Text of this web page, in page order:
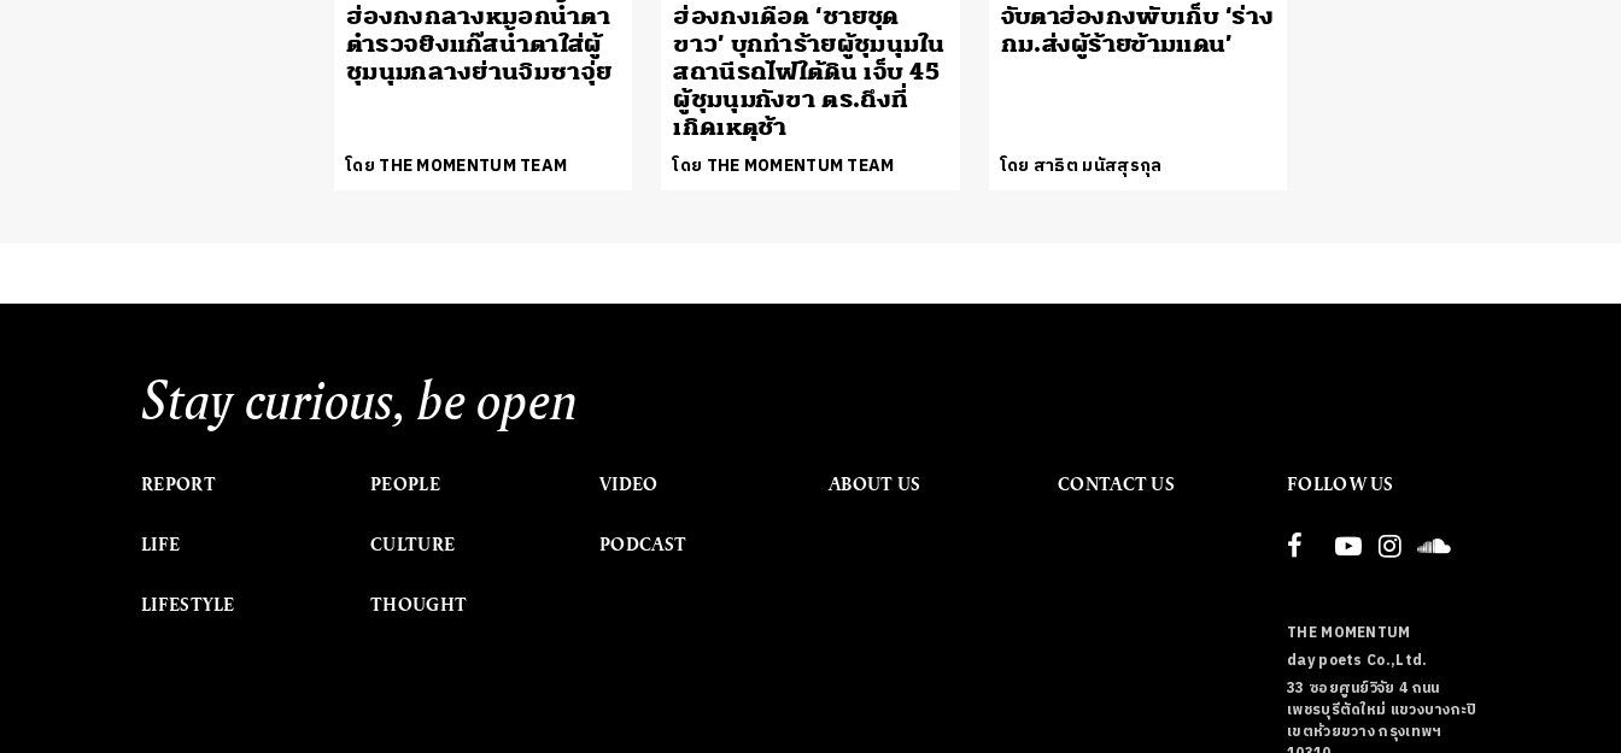
ฮ่องกงกลางหมอกน้ำตา
ตำรวจยิงแก๊สน้ำตาใส่ผู้
ชุมนุมกลางย่านจิมซาจุ่ย
โดย THE MOMENTUM TEAM
ฮ่องกงเดือด ‘ชายชุด
ขาว’ บุกทำร้ายผู้ชุมนุมใน
สถานีรถไฟใต้ดิน เจ็บ 45
ผู้ชุมนุมกังขา ตร.ถึงที่
เกิดเหตุช้า
โดย THE MOMENTUM TEAM
จับตาฮ่องกงพับเก็บ ‘ร่าง
กม.ส่งผู้ร้ายข้ามแดน’
โดย สาธิต มนัสสุรกุล
Stay curious, be open
REPORT
LIFE
LIFESTYLE
PEOPLE
CULTURE
THOUGHT
VIDEO
PODCAST
ABOUT US CONTACT US FOLLOW US
THE MOMENTUM
day poets Co.,Ltd.
33 ซอยศูนย์วิจัย 4 ถนน
เพชรบุรีตัดใหม่ แขวงบางกะปิ
เขตห้วยขวาง กรุงเทพฯ